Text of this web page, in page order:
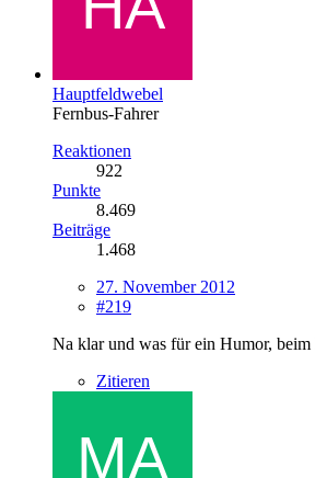
Hauptfeldwebel
Fernbus-Fahrer
Reaktionen
922
Punkte
8.469
Beiträge
1.468
27. November 2012
#219
Na klar und was für ein Humor, beim
Zitieren